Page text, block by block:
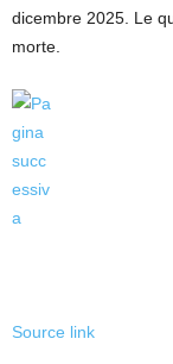
dicembre 2025. Le
morte.
Source link